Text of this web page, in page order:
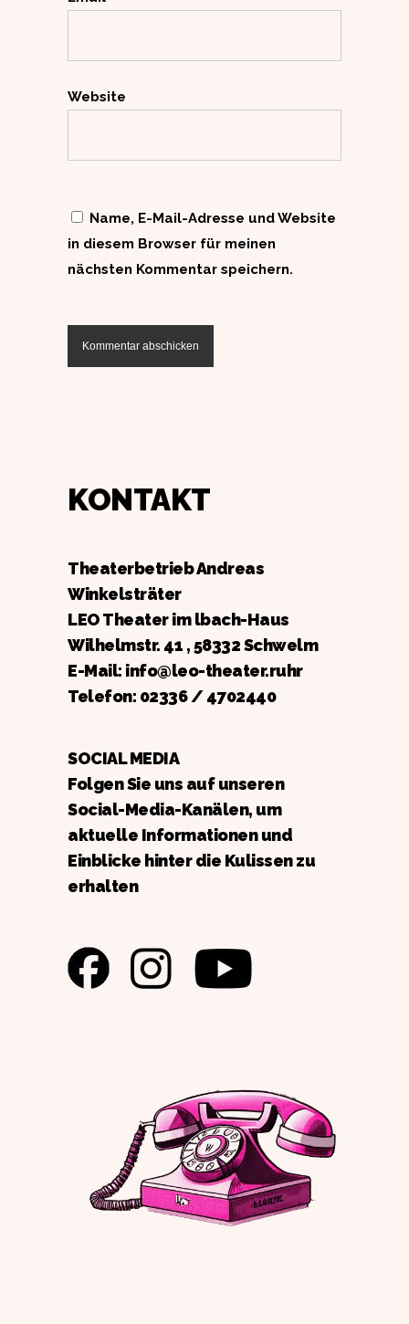
Website
Name, E-Mail-Adresse und Website
in diesem Browser für meinen
nächsten Kommentar speichern.
KONTAKT
Theaterbetrieb Andreas
Winkelsträter
LEO Theater im lbach-Haus
Wilhelmstr. 41 , 58332 Schwelm
E-Mail: info@leo-theater.ruhr
Telefon: 02336 / 4702440
SOCIAL MEDIA
Folgen Sie uns auf unseren
Social-Media-Kanälen, um
aktuelle Informationen und
Einblicke hinter die Kulissen zu
erhalten